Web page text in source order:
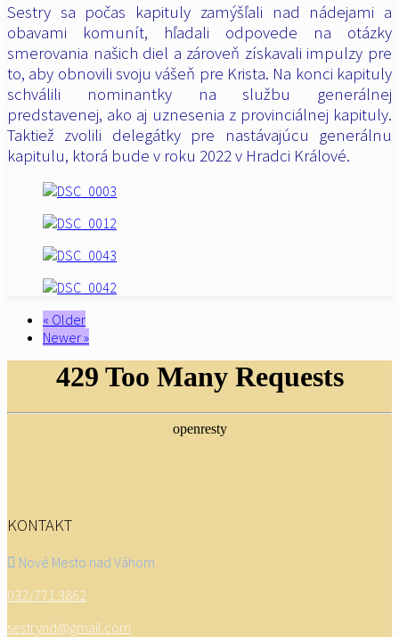
Sestry sa počas kapituly zamýšľali nad nádejami a
obavami komunít, hľadali odpovede na otázky
smerovania našich diel a zároveň získavali impulzy pre
to, aby obnovili svoju vášeň pre Krista. Na konci kapituly
schválili nominantky na službu generálnej
predstavenej, ako aj uznesenia z provinciálnej kapituly.
Taktiež zvolili delegátky pre nastávajúcu generálnu
kapitulu, ktorá bude v roku 2022 v Hradci Králové.
« Older
Newer »
KONTAKT
Nové Mesto nad Váhom
032/771 3862
sestrynd@gmail.com